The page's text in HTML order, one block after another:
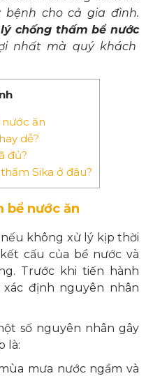
cho cả gia đình.
chống thấm bể nước
nhất mà quý khách
ăn
dễ?
đủ?
Sika ở đâu?
bể nước ăn
không xử lý kịp thời
cấu của bể nước và
Trước khi tiến hành
xác định nguyên nhân
số nguyên nhân gây
là:
mưa nước ngầm và